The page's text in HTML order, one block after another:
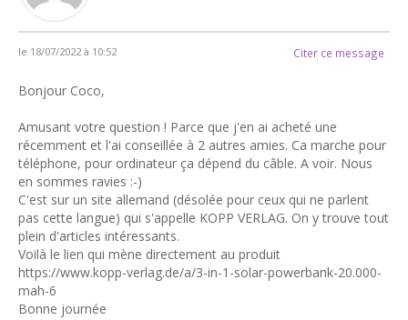
le 18/07/2022 à 10:52 Citer ce message
Bonjour Coco,
Amusant votre question ! Parce que j'en ai acheté une
récemment et l'ai conseillée à 2 autres amies. Ca marche pour
téléphone, pour ordinateur ça dépend du câble. A voir. Nous
en sommes ravies :-)
C'est sur un site allemand (désolée pour ceux qui ne parlent
pas cette langue) qui s'appelle KOPP VERLAG. On y trouve tout
plein d'articles intéressants.
Voilà le lien qui mène directement au produit
https://www.kopp-verlag.de/a/3-in-1-solar-powerbank-20.000-
mah-6
Bonne journée